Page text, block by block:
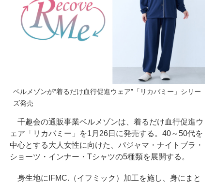
ベルメゾンが“着るだけ血行促進ウェア”「リカバミー」シリー
ズ発売
千趣会の通販事業ベルメゾンは、着るだけ血行促進ウ
ェア「リカバミー」を1月26日に発売する。40～50代を
中心とする大人女性に向けた、パジャマ・ナイトブラ・
ショーツ・インナー・Tシャツの5種類を展開する。
身生地にIFMC.（イフミック）加工を施し、身にまと